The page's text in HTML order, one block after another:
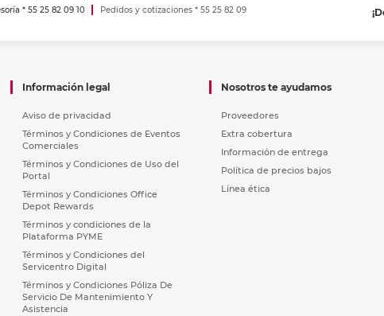
* 55 25 82 09 10
Pedidos y cotizaciones * 55 25 82 09
Información legal
Aviso de privacidad
Términos y Condiciones de Eventos
Comerciales
Términos y Condiciones de Uso del
Portal
Términos y Condiciones Office
Depot Rewards
Términos y condiciones de la
Plataforma PYME
Términos y Condiciones del
Servicentro Digital
Términos y Condiciones Póliza De
Servicio De Mantenimiento Y
Asistencia
Nosotros te ayudamos
Proveedores
Extra cobertura
Información de entrega
Política de precios bajos
Línea ética